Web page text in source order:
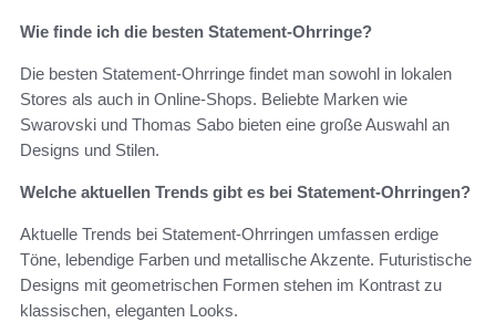
Wie finde ich die besten Statement-Ohrringe?
Die besten Statement-Ohrringe findet man sowohl in lokalen
Stores als auch in Online-Shops. Beliebte Marken wie
Swarovski und Thomas Sabo bieten eine große Auswahl an
Designs und Stilen.
Welche aktuellen Trends gibt es bei Statement-Ohrringen?
Aktuelle Trends bei Statement-Ohrringen umfassen erdige
Töne, lebendige Farben und metallische Akzente. Futuristische
Designs mit geometrischen Formen stehen im Kontrast zu
klassischen, eleganten Looks.